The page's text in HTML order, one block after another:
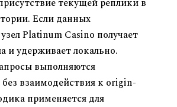
текущей реплики в
Если данных
Platinum Casino получает
и удерживает локально.
выполняются
взаимодействия к origin-
применяется для